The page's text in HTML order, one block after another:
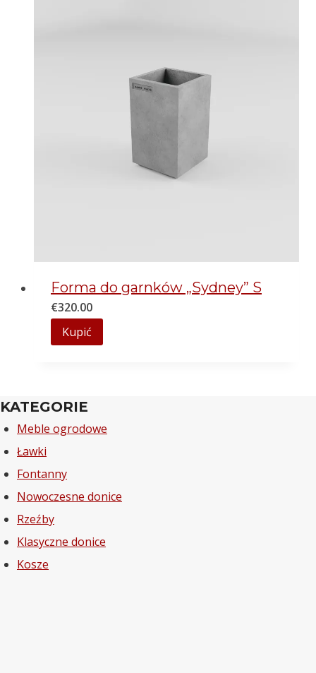
Forma do garnków „Sydney” S
€320.00
Kupić
KATEGORIE
Meble ogrodowe
Ławki
Fontanny
Nowoczesne donice
Rzeźby
Klasyczne donice
Kosze